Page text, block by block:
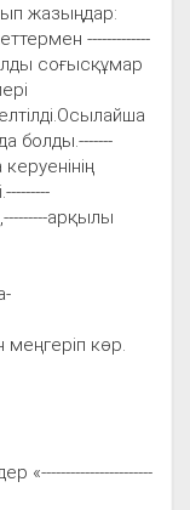
жазыңдар:
-------------
соғысқұмар
болды.-------
арқылы
көр.
«-----------------------